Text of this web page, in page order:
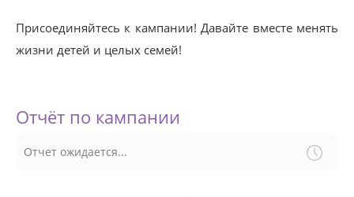
Присоединяйтесь к кампании! Давайте вместе менять
жизни детей и целых семей!
Отчёт по кампании
Отчет ожидается...